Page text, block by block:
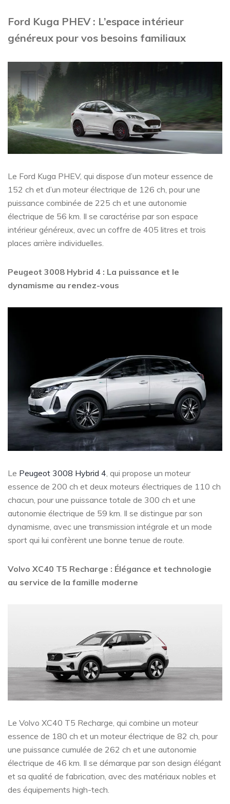
Ford Kuga PHEV : L’espace intérieur
généreux pour vos besoins familiaux
Le Ford Kuga PHEV, qui dispose d’un moteur essence de
152 ch et d’un moteur électrique de 126 ch, pour une
puissance combinée de 225 ch et une autonomie
électrique de 56 km. Il se caractérise par son espace
intérieur généreux, avec un coffre de 405 litres et trois
places arrière individuelles.
Peugeot 3008 Hybrid 4 : La puissance et le
dynamisme au rendez-vous
Le Peugeot 3008 Hybrid 4 , qui propose un moteur
essence de 200 ch et deux moteurs électriques de 110 ch
chacun, pour une puissance totale de 300 ch et une
autonomie électrique de 59 km. Il se distingue par son
dynamisme, avec une transmission intégrale et un mode
sport qui lui confèrent une bonne tenue de route.
Volvo XC40 T5 Recharge : Élégance et technologie
au service de la famille moderne
Le Volvo XC40 T5 Recharge, qui combine un moteur
essence de 180 ch et un moteur électrique de 82 ch, pour
une puissance cumulée de 262 ch et une autonomie
électrique de 46 km. Il se démarque par son design élégant
et sa qualité de fabrication, avec des matériaux nobles et
des équipements high-tech.